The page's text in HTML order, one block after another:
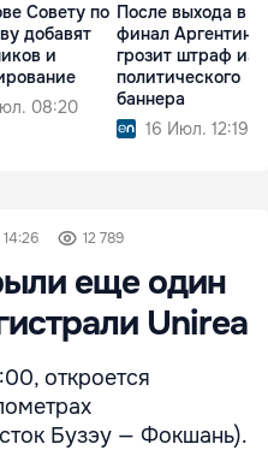
Совету по
добавят
и
08:20
После выхода в
финал Аргентине
грозит штраф из-
политического
баннера
16 Июл. 12:19
12 789
еще один
Unirea
откроется
Бузэу — Фокшань).